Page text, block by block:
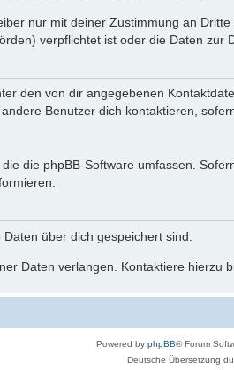
nur mit deiner Zustimmung an
verpflichtet ist oder die Daten zur
den von dir angegebenen
Benutzer dich kontaktieren,
die phpBB-Software umfassen.
über dich gespeichert sind.
Daten verlangen. Kontaktiere hierzu
Powered by phpBB® Forum
Deutsche Übersetzung